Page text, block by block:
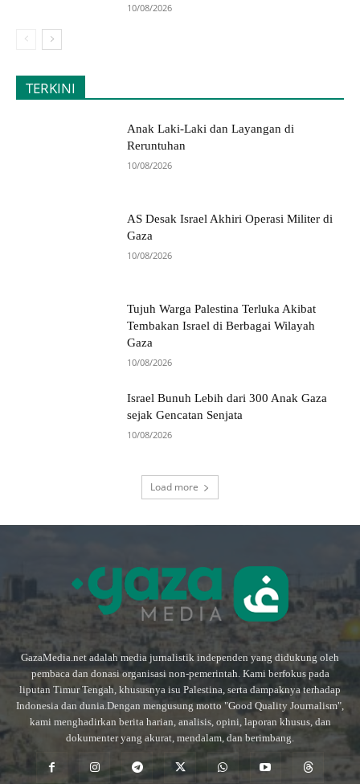
10/08/2026
TERKINI
Anak Laki-Laki dan Layangan di
Reruntuhan
10/08/2026
AS Desak Israel Akhiri Operasi Militer di
Gaza
10/08/2026
Tujuh Warga Palestina Terluka Akibat
Tembakan Israel di Berbagai Wilayah
Gaza
10/08/2026
Israel Bunuh Lebih dari 300 Anak Gaza
sejak Gencatan Senjata
10/08/2026
Load more
GazaMedia.net adalah media jurnalistik independen yang didukung oleh
pembaca dan donasi organisasi non-pemerintah. Kami berfokus pada
liputan Timur Tengah, khususnya isu Palestina, serta dampaknya terhadap
Indonesia dan dunia.Dengan mengusung motto "Good Quality Journalism",
kami menghadirkan berita harian, analisis, opini, laporan khusus, dan
dokumenter yang akurat, mendalam, dan berimbang.